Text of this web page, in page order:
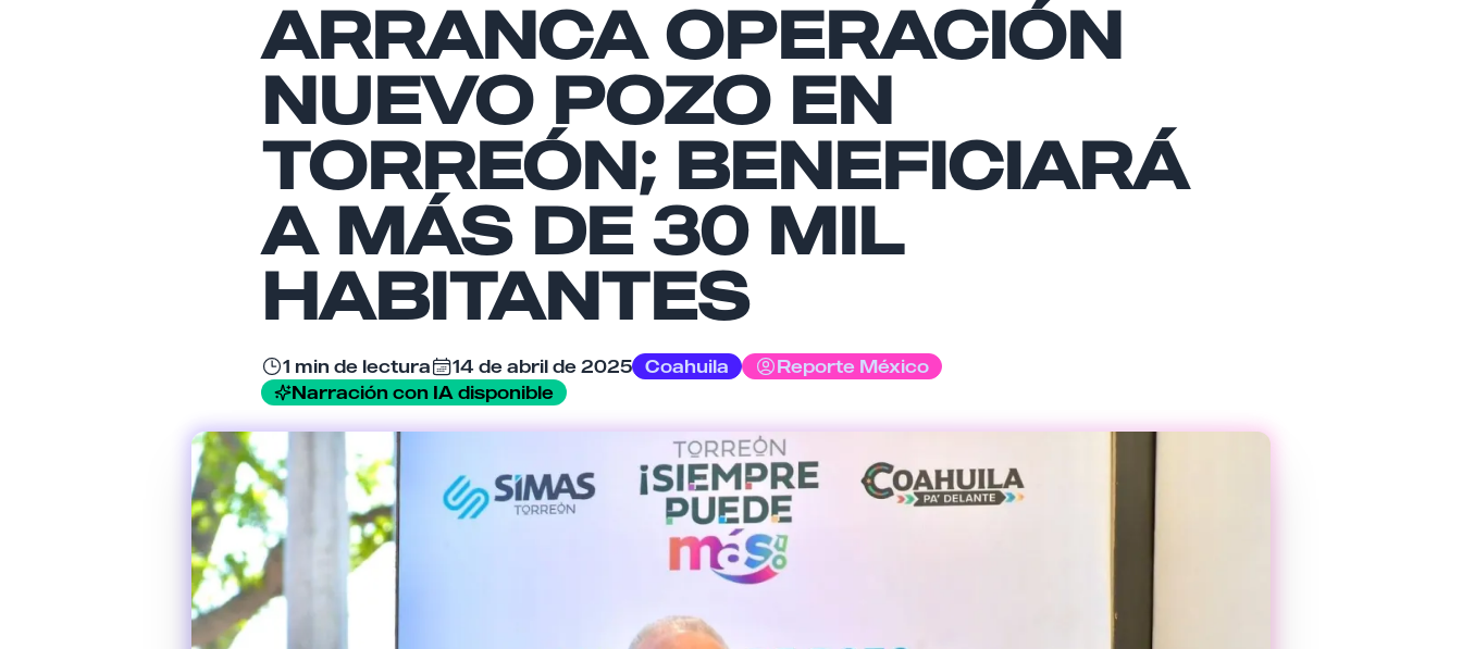
ARRANCA OPERACIÓN
NUEVO POZO EN
TORREÓN; BENEFICIARÁ
A MÁS DE 30 MIL
HABITANTES
1 min de lectura 14 de abril de 2025 Coahuila
Reporte México
Narración con IA disponible
Nombre
Email
Tu comentario
Cancelar Enviar comentario